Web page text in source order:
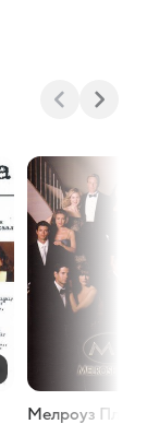
Мелроуз Плэйс